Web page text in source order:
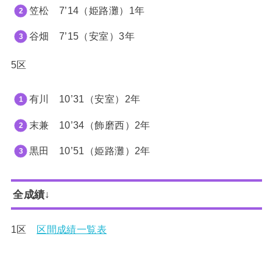
笠松 7’14（姫路灘）1年
谷畑 7’15（安室）3年
5区
有川 10’31（安室）2年
末兼 10’34（飾磨西）2年
黒田 10’51（姫路灘）2年
全成績↓
1区 区間成績一覧表